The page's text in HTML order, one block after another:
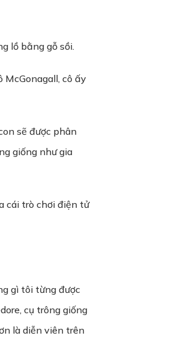
lồ bằng gỗ sồi.
McGonagall, cô ấy
sẽ được phân
giống như gia
cái trò chơi điện tử
gì tôi từng được
cụ trông giống
là diễn viên trên